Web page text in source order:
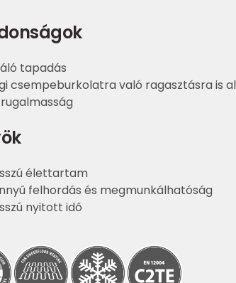
tapadás
csempeburkolatra való ragasztásra is
élettartam
felhordás és megmunkálhatóság
nyitott idő